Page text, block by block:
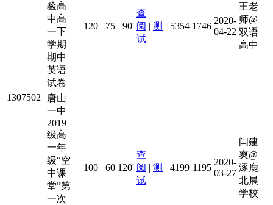
验高
中高
一下
学期
期中
英语
试卷
120 75 90'
查
阅 | 测
试
5354 1746
2020-
04-22
王老
师@
双语
高中
1307502
唐山
一中
2019
级高
一年
级“空
中课
堂”第
一次
100 60 120'
查
阅 | 测
试
4199 1195
2020-
03-27
闫建
爽@
涿鹿
北晨
学校